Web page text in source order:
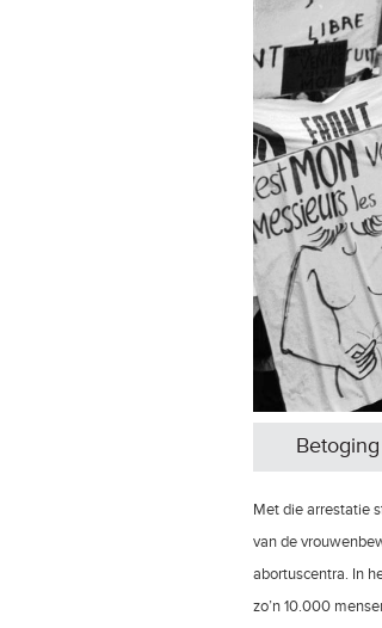
Met die arrestatie
van de
abortuscentra. In
zo’n 10.000